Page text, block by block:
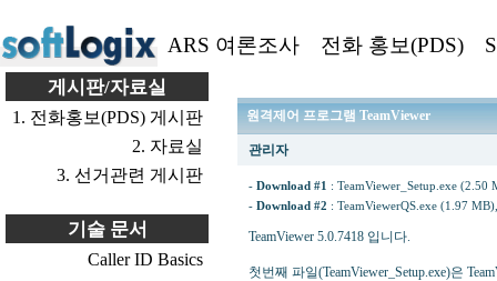
ARS 여론조사 전화 홍보(PDS)
게시판/자료실
1. 전화홍보(PDS) 게시판
2. 자료실
3. 선거관련 게시판
기술 문서
Caller ID Basics
원격제어 프로그램 TeamViewer
관리자
- Download #1 : TeamViewer_Setup.exe (2.50
- Download #2 : TeamViewerQS.exe (1.97 MB)
TeamViewer 5.0.7418 입니다.
첫번째 파일(TeamViewer_Setup.exe)은